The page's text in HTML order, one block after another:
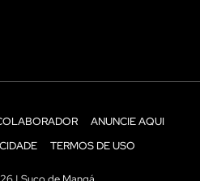
ANUNCIE AQUI
TERMOS DE USO